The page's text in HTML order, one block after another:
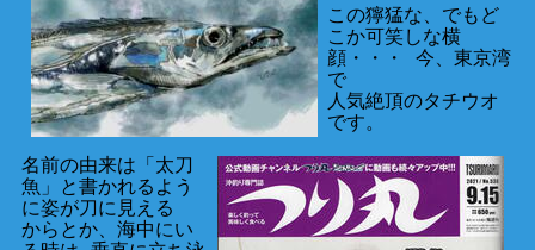
この獰猛な、でもど
こか可笑しな横
顔・・・ 今、東京湾
で
人気絶頂のタチウオ
です。
名前の由来は「太刀
魚」と書かれるよう
に姿が刀に見える
からとか、海中にい